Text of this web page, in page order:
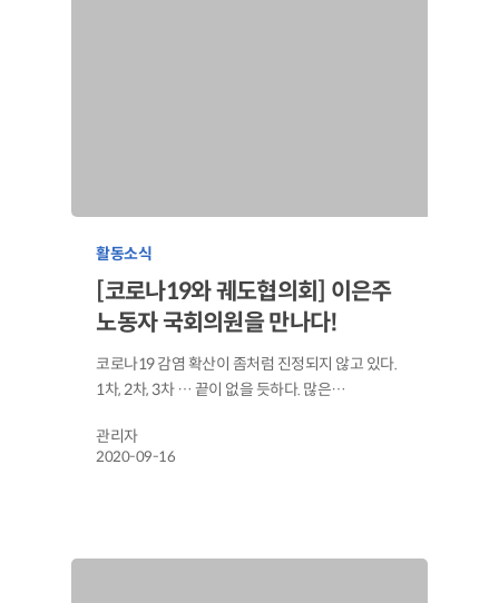
활동소식
[코로나19와 궤도협의회] 이은주
노동자 국회의원을 만나다!
코로나19 감염 확산이 좀처럼 진정되지 않고 있다.
1차, 2차, 3차 … 끝이 없을 듯하다. 많은…
관리자
2020-09-16